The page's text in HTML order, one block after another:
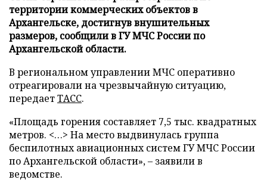
территории коммерческих объектов в
Архангельске, достигнув внушительных
размеров, сообщили в ГУ МЧС России по
Архангельской области.
В региональном управлении МЧС оперативно
отреагировали на чрезвычайную ситуацию,
передаетТАСС.
«Площадь горения составляет 7,5 тыс. квадратных
метров. <…> На место выдвинулась группа
беспилотных авиационных систем ГУ МЧС России
по Архангельской области», – заявили в
ведомстве.